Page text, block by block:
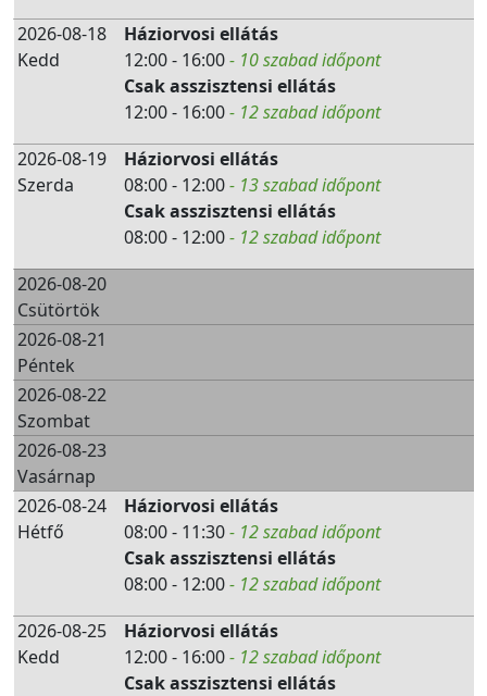
2026-08-18
Kedd
Háziorvosi ellátás
12:00 - 16:00- 10 szabad időpont
Csak asszisztensi ellátás
12:00 - 16:00- 12 szabad időpont
2026-08-19
Szerda
Háziorvosi ellátás
08:00 - 12:00- 13 szabad időpont
Csak asszisztensi ellátás
08:00 - 12:00- 12 szabad időpont
2026-08-20
Csütörtök
2026-08-21
Péntek
2026-08-22
Szombat
2026-08-23
Vasárnap
2026-08-24
Hétfő
Háziorvosi ellátás
08:00 - 11:30- 12 szabad időpont
Csak asszisztensi ellátás
08:00 - 12:00- 12 szabad időpont
2026-08-25
Kedd
Háziorvosi ellátás
12:00 - 16:00- 12 szabad időpont
Csak asszisztensi ellátás